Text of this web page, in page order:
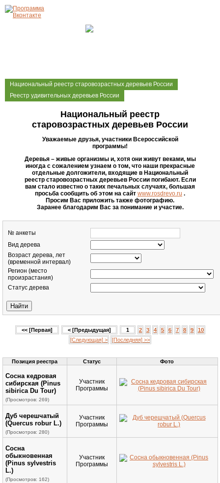
Национальный реестр старовозрастных деревьев России
Реестр удивительных деревьев России
Национальный реестр
старовозрастных деревьев России
Уважаемые друзья, участники Всероссийской
программы!
Деревья – живые организмы и, хотя они живут веками, мы
иногда с сожалением узнаем о том, что наши прекрасные
отдельные долгожители, входящие в Национальный
реестр старовозрастных деревьев России погибают. Если
вам стало известно о таких печальных случаях, большая
просьба сообщить об этом на сайт www.rosdrevo.ru .
Просим Вас приложить также фотографию.
Заранее благодарим Вас за понимание и участие.
№ анкеты
Вид дерева
Возраст дерева, лет
(временной интервал)
Регион (место
произрастания)
Статус дерева
<< [Первая] < [Предыдущая] 1 2 3 4 5 6 7 8 9
10
[Следующая] >
[Последняя] >>
Позиция реестра Статус Фото
Cосна кедровая
сибирская (Pinus
sibirica Du Tour)
(Просмотров: 269)
Участник
Программы
Дуб черешчатый
(Quercus robur L.)
(Просмотров: 280)
Участник
Программы
Сосна
обыкновенная
(Pinus sylvestris
L.)
(Просмотров: 162)
Участник
Программы